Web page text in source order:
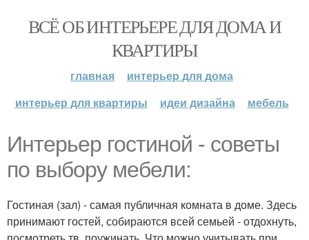
ВСЁ ОБ ИНТЕРЬЕРЕ ДЛЯ ДОМА И
КВАРТИРЫ
главная
интерьер для дома
интерьер для квартиры
идеи дизайна мебель
Интерьер гостиной - советы
по выбору мебели:
Гостиная (зал) - самая публичная комната в доме. Здесь
принимают гостей, собираются всей семьей - отдохнуть,